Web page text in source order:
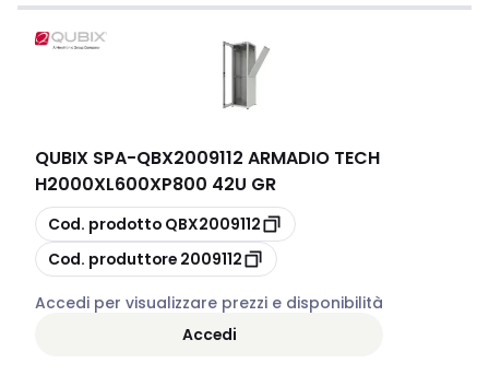
QUBIX SPA-QBX2009112 ARMADIO TECH
H2000XL600XP800 42U GR
copia
Cod. prodotto QBX2009112
copia
Cod. produttore 2009112
Accedi per visualizzare prezzi e disponibilità
Accedi